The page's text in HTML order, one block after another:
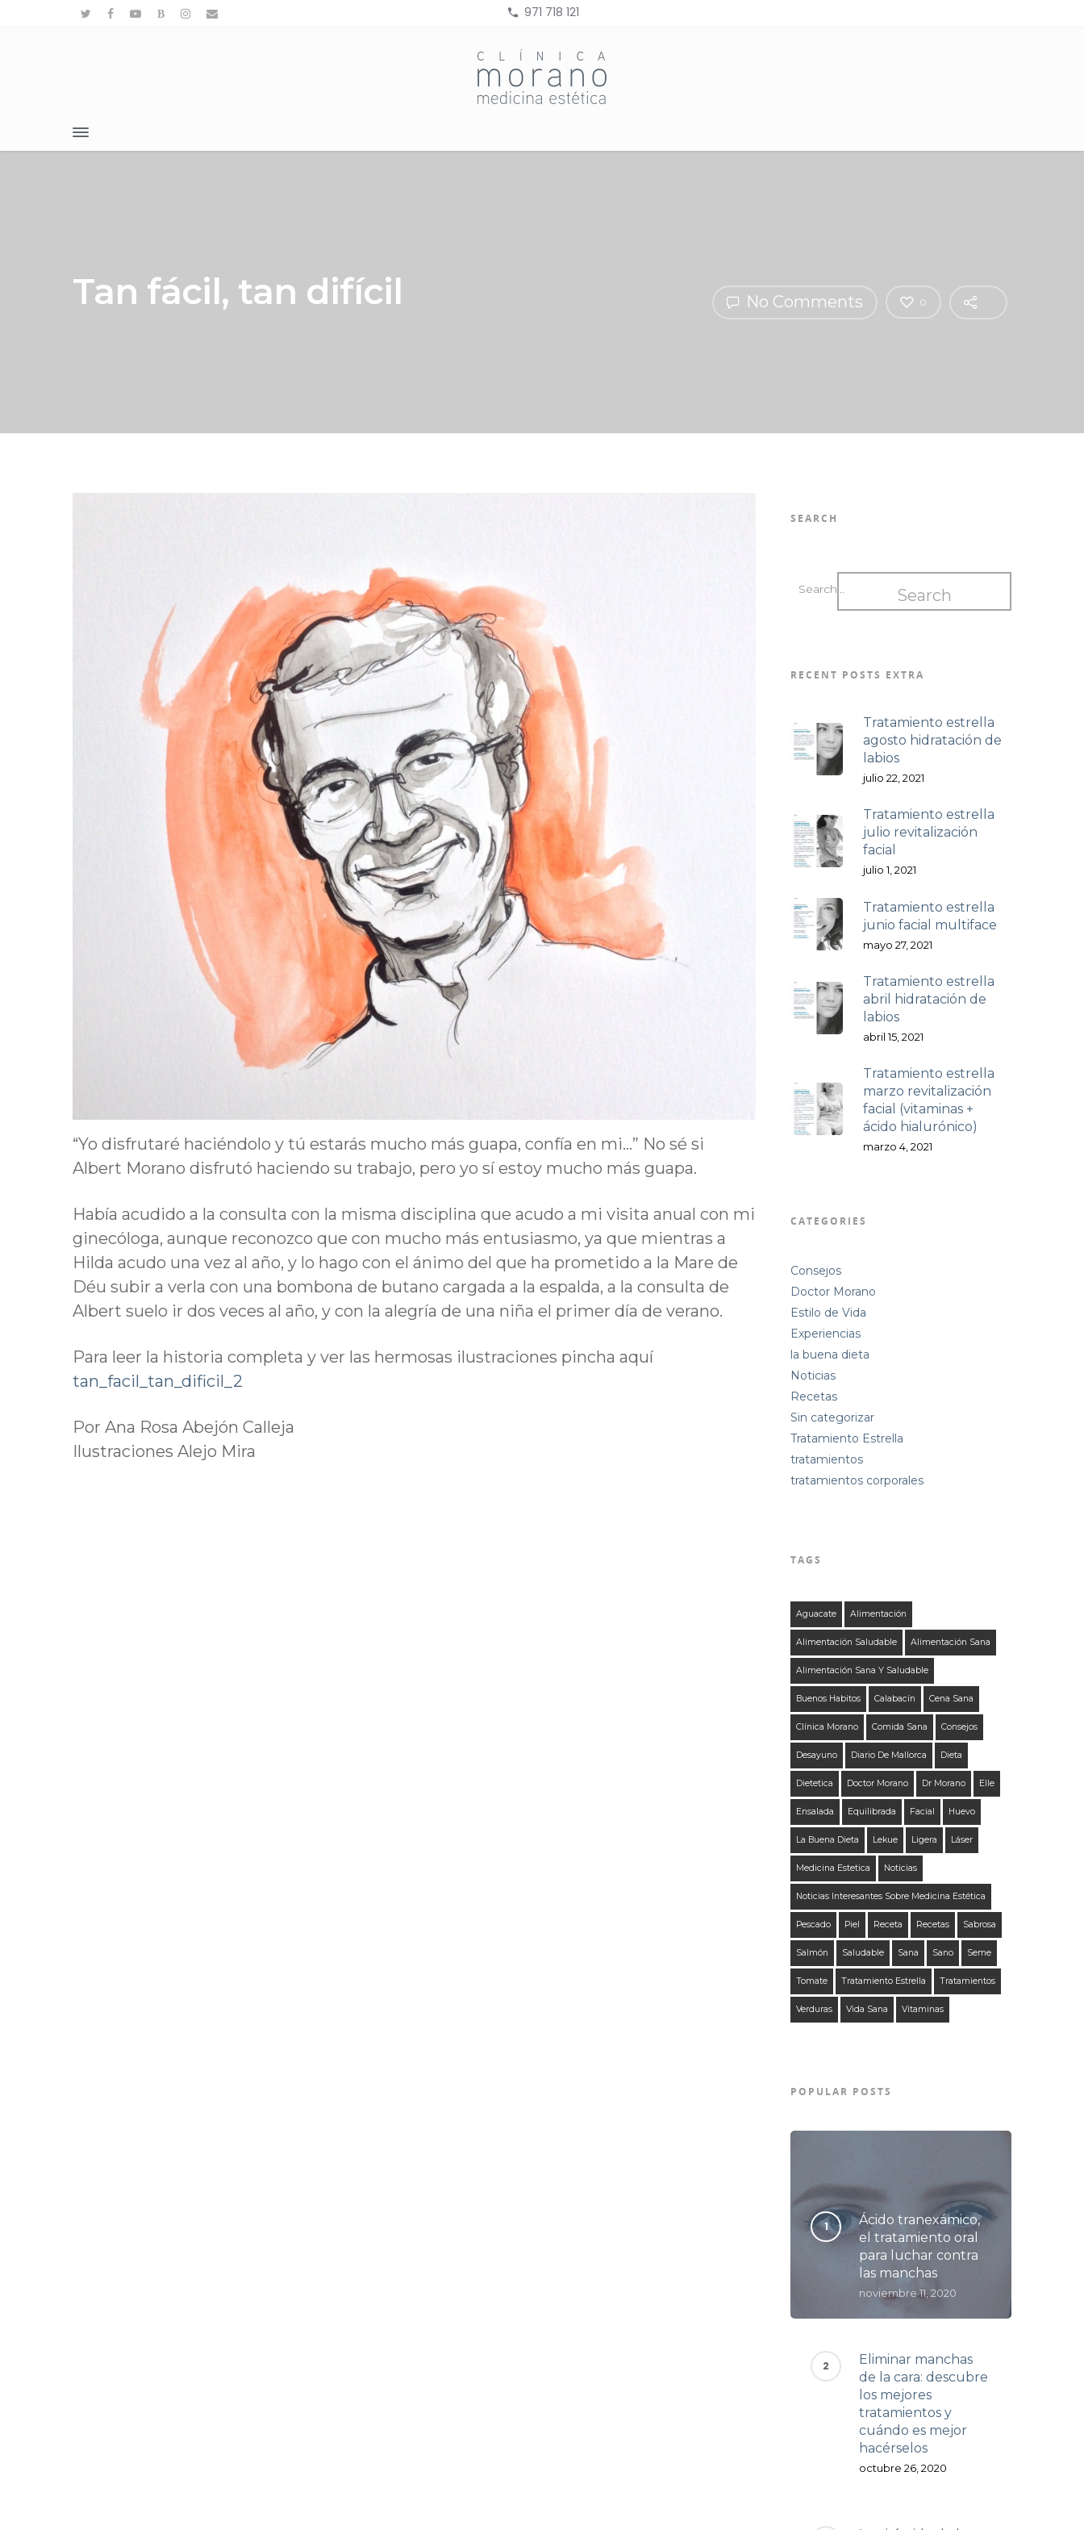
971 718 121
Tan fácil, tan difícil No Comments 0
“Yo disfrutaré haciéndolo y tú estarás mucho más guapa, confía en mi…” No sé si
Albert Morano disfrutó haciendo su trabajo, pero yo sí estoy mucho más guapa.
Había acudido a la consulta con la misma disciplina que acudo a mi visita anual con mi
ginecóloga, aunque reconozco que con mucho más entusiasmo, ya que mientras a
Hilda acudo una vez al año, y lo hago con el ánimo del que ha prometido a la Mare de
Déu subir a verla con una bombona de butano cargada a la espalda, a la consulta de
Albert suelo ir dos veces al año, y con la alegría de una niña el primer día de verano.
Para leer la historia completa y ver las hermosas ilustraciones pincha aquí
tan_facil_tan_dificil_2
Por Ana Rosa Abejón Calleja
Ilustraciones Alejo Mira
SEARCH
RECENT POSTS EXTRA
Tratamiento estrella
agosto hidratación de
labios
julio 22, 2021
Tratamiento estrella
julio revitalización
facial
julio 1, 2021
Tratamiento estrella
junio facial multiface
mayo 27, 2021
Tratamiento estrella
abril hidratación de
labios
abril 15, 2021
Tratamiento estrella
marzo revitalización
facial (vitaminas +
ácido hialurónico)
marzo 4, 2021
CATEGORIES
Consejos
Doctor Morano
Estilo de Vida
Experiencias
la buena dieta
Noticias
Recetas
Sin categorizar
Tratamiento Estrella
tratamientos
tratamientos corporales
TAGS
Aguacate Alimentación
Alimentación Saludable Alimentación Sana
Alimentación Sana Y Saludable
Buenos Habitos Calabacín Cena Sana
Clínica Morano Comida Sana Consejos
Desayuno Diario De Mallorca Dieta
Dietetica Doctor Morano Dr Morano Elle
Ensalada Equilibrada Facial Huevo
La Buena Dieta Lekue Ligera Láser
Medicina Estetica Noticias
Noticias Interesantes Sobre Medicina Estética
Pescado Piel Receta Recetas Sabrosa
Salmón Saludable Sana Sano Seme
Tomate Tratamiento Estrella Tratamientos
Verduras Vida Sana Vitaminas
POPULAR POSTS
Ácido tranexámico,
el tratamiento oral
para luchar contra
las manchas
noviembre 11, 2020
Eliminar manchas
de la cara: descubre
los mejores
tratamientos y
cuándo es mejor
hacérselos
octubre 26, 2020